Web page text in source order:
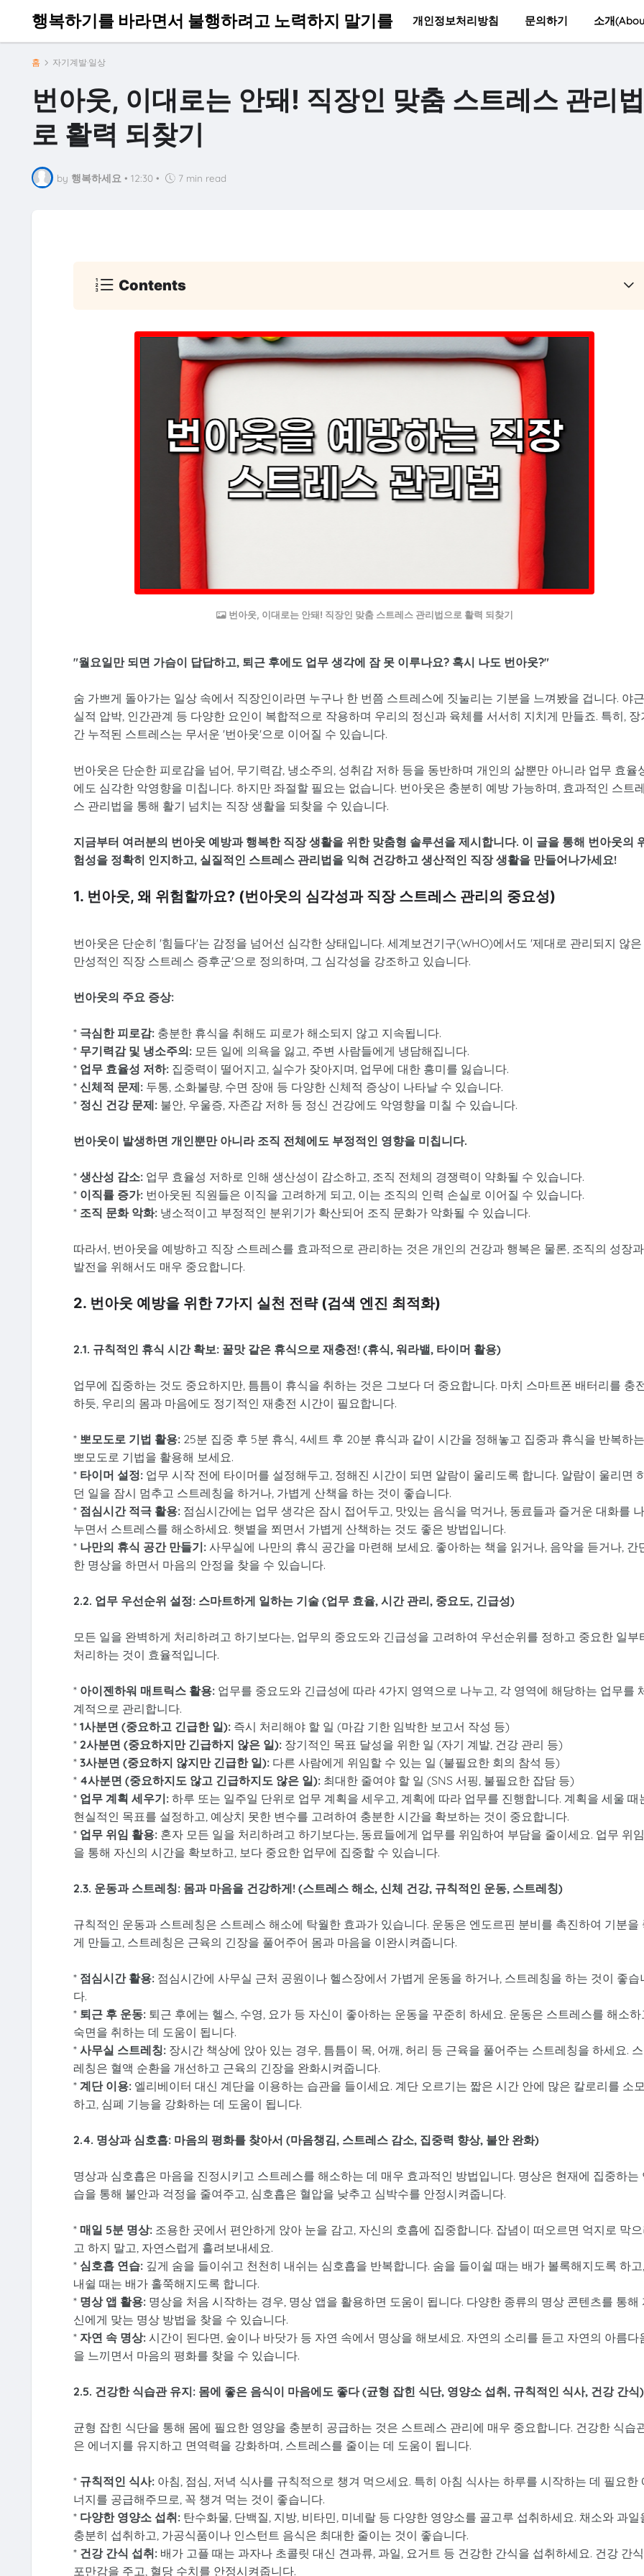
행복하기를 바라면서 불행하려고 노력하지 말기를 개인정보처리방침 문의하기 소개
홈 자기계발·일상
번아웃, 이대로는 안돼! 직장인 맞춤 스트레스 관리
로 활력 되찾기
by 행복하세요 • 12:30 • 7 min read
Contents
번아웃, 이대로는 안돼! 직장인 맞춤 스트레스 관리법으로 활력 되찾기
"월요일만 되면 가슴이 답답하고, 퇴근 후에도 업무 생각에 잠 못 이루나요? 혹시 나도 번아웃?"
숨 가쁘게 돌아가는 일상 속에서 직장인이라면 누구나 한 번쯤 스트레스에 짓눌리는 기분을 느껴봤을 겁니다. 야
실적 압박, 인간관계 등 다양한 요인이 복합적으로 작용하며 우리의 정신과 육체를 서서히 지치게 만들죠. 특히, 장
간 누적된 스트레스는 무서운 '번아웃'으로 이어질 수 있습니다.
번아웃은 단순한 피로감을 넘어, 무기력감, 냉소주의, 성취감 저하 등을 동반하며 개인의 삶뿐만 아니라 업무 효율
에도 심각한 악영향을 미칩니다. 하지만 좌절할 필요는 없습니다. 번아웃은 충분히 예방 가능하며, 효과적인 스트레
스 관리법을 통해 활기 넘치는 직장 생활을 되찾을 수 있습니다.
지금부터 여러분의 번아웃 예방과 행복한 직장 생활을 위한 맞춤형 솔루션을 제시합니다. 이 글을 통해 번아웃의
험성을 정확히 인지하고, 실질적인 스트레스 관리법을 익혀 건강하고 생산적인 직장 생활을 만들어나가세요!
1. 번아웃, 왜 위험할까요? (번아웃의 심각성과 직장 스트레스 관리의 중요성)
번아웃은 단순히 '힘들다'는 감정을 넘어선 심각한 상태입니다. 세계보건기구(WHO)에서도 '제대로 관리되지 않은
만성적인 직장 스트레스 증후군'으로 정의하며, 그 심각성을 강조하고 있습니다.
번아웃의 주요 증상:
* 극심한 피로감:충분한 휴식을 취해도 피로가 해소되지 않고 지속됩니다.
* 무기력감 및 냉소주의:모든 일에 의욕을 잃고, 주변 사람들에게 냉담해집니다.
* 업무 효율성 저하:집중력이 떨어지고, 실수가 잦아지며, 업무에 대한 흥미를 잃습니다.
* 신체적 문제:두통, 소화불량, 수면 장애 등 다양한 신체적 증상이 나타날 수 있습니다.
* 정신 건강 문제:불안, 우울증, 자존감 저하 등 정신 건강에도 악영향을 미칠 수 있습니다.
번아웃이 발생하면 개인뿐만 아니라 조직 전체에도 부정적인 영향을 미칩니다.
* 생산성 감소:업무 효율성 저하로 인해 생산성이 감소하고, 조직 전체의 경쟁력이 약화될 수 있습니다.
* 이직률 증가:번아웃된 직원들은 이직을 고려하게 되고, 이는 조직의 인력 손실로 이어질 수 있습니다.
* 조직 문화 악화:냉소적이고 부정적인 분위기가 확산되어 조직 문화가 악화될 수 있습니다.
따라서, 번아웃을 예방하고 직장 스트레스를 효과적으로 관리하는 것은 개인의 건강과 행복은 물론, 조직의 성장과
발전을 위해서도 매우 중요합니다.
2. 번아웃 예방을 위한 7가지 실천 전략 (검색 엔진 최적화)
2.1. 규칙적인 휴식 시간 확보: 꿀맛 같은 휴식으로 재충전! (휴식, 워라밸, 타이머 활용)
업무에 집중하는 것도 중요하지만, 틈틈이 휴식을 취하는 것은 그보다 더 중요합니다. 마치 스마트폰 배터리를 충
하듯, 우리의 몸과 마음에도 정기적인 재충전 시간이 필요합니다.
* 뽀모도로 기법 활용:25분 집중 후 5분 휴식, 4세트 후 20분 휴식과 같이 시간을 정해놓고 집중과 휴식을 반복하는
뽀모도로 기법을 활용해 보세요.
* 타이머 설정:업무 시작 전에 타이머를 설정해두고, 정해진 시간이 되면 알람이 울리도록 합니다. 알람이 울리면
던 일을 잠시 멈추고 스트레칭을 하거나, 가볍게 산책을 하는 것이 좋습니다.
* 점심시간 적극 활용:점심시간에는 업무 생각은 잠시 접어두고, 맛있는 음식을 먹거나, 동료들과 즐거운 대화를 나
누면서 스트레스를 해소하세요. 햇볕을 쬐면서 가볍게 산책하는 것도 좋은 방법입니다.
* 나만의 휴식 공간 만들기:사무실에 나만의 휴식 공간을 마련해 보세요. 좋아하는 책을 읽거나, 음악을 듣거나, 간
한 명상을 하면서 마음의 안정을 찾을 수 있습니다.
2.2. 업무 우선순위 설정: 스마트하게 일하는 기술 (업무 효율, 시간 관리, 중요도, 긴급성)
모든 일을 완벽하게 처리하려고 하기보다는, 업무의 중요도와 긴급성을 고려하여 우선순위를 정하고 중요한 일부
처리하는 것이 효율적입니다.
* 아이젠하워 매트릭스 활용:업무를 중요도와 긴급성에 따라 4가지 영역으로 나누고, 각 영역에 해당하는 업무를
계적으로 관리합니다.
* 1사분면 (중요하고 긴급한 일):즉시 처리해야 할 일 (마감 기한 임박한 보고서 작성 등)
* 2사분면 (중요하지만 긴급하지 않은 일):장기적인 목표 달성을 위한 일 (자기 계발, 건강 관리 등)
* 3사분면 (중요하지 않지만 긴급한 일):다른 사람에게 위임할 수 있는 일 (불필요한 회의 참석 등)
* 4사분면 (중요하지도 않고 긴급하지도 않은 일):최대한 줄여야 할 일 (SNS 서핑, 불필요한 잡담 등)
* 업무 계획 세우기:하루 또는 일주일 단위로 업무 계획을 세우고, 계획에 따라 업무를 진행합니다. 계획을 세울 때
현실적인 목표를 설정하고, 예상치 못한 변수를 고려하여 충분한 시간을 확보하는 것이 중요합니다.
* 업무 위임 활용:혼자 모든 일을 처리하려고 하기보다는, 동료들에게 업무를 위임하여 부담을 줄이세요. 업무 위임
을 통해 자신의 시간을 확보하고, 보다 중요한 업무에 집중할 수 있습니다.
2.3. 운동과 스트레칭: 몸과 마음을 건강하게! (스트레스 해소, 신체 건강, 규칙적인 운동, 스트레칭)
규칙적인 운동과 스트레칭은 스트레스 해소에 탁월한 효과가 있습니다. 운동은 엔도르핀 분비를 촉진하여 기분을
게 만들고, 스트레칭은 근육의 긴장을 풀어주어 몸과 마음을 이완시켜줍니다.
* 점심시간 활용:점심시간에 사무실 근처 공원이나 헬스장에서 가볍게 운동을 하거나, 스트레칭을 하는 것이 좋습
다.
* 퇴근 후 운동:퇴근 후에는 헬스, 수영, 요가 등 자신이 좋아하는 운동을 꾸준히 하세요. 운동은 스트레스를 해소하
숙면을 취하는 데 도움이 됩니다.
* 사무실 스트레칭:장시간 책상에 앉아 있는 경우, 틈틈이 목, 어깨, 허리 등 근육을 풀어주는 스트레칭을 하세요.
레칭은 혈액 순환을 개선하고 근육의 긴장을 완화시켜줍니다.
* 계단 이용:엘리베이터 대신 계단을 이용하는 습관을 들이세요. 계단 오르기는 짧은 시간 안에 많은 칼로리를 소모
하고, 심폐 기능을 강화하는 데 도움이 됩니다.
2.4. 명상과 심호흡: 마음의 평화를 찾아서 (마음챙김, 스트레스 감소, 집중력 향상, 불안 완화)
명상과 심호흡은 마음을 진정시키고 스트레스를 해소하는 데 매우 효과적인 방법입니다. 명상은 현재에 집중하는
습을 통해 불안과 걱정을 줄여주고, 심호흡은 혈압을 낮추고 심박수를 안정시켜줍니다.
* 매일 5분 명상:조용한 곳에서 편안하게 앉아 눈을 감고, 자신의 호흡에 집중합니다. 잡념이 떠오르면 억지로 막으
고 하지 말고, 자연스럽게 흘려보내세요.
* 심호흡 연습:깊게 숨을 들이쉬고 천천히 내쉬는 심호흡을 반복합니다. 숨을 들이쉴 때는 배가 볼록해지도록 하고,
내쉴 때는 배가 홀쭉해지도록 합니다.
* 명상 앱 활용:명상을 처음 시작하는 경우, 명상 앱을 활용하면 도움이 됩니다. 다양한 종류의 명상 콘텐츠를 통해
신에게 맞는 명상 방법을 찾을 수 있습니다.
* 자연 속 명상:시간이 된다면, 숲이나 바닷가 등 자연 속에서 명상을 해보세요. 자연의 소리를 듣고 자연의 아름다
을 느끼면서 마음의 평화를 찾을 수 있습니다.
2.5. 건강한 식습관 유지: 몸에 좋은 음식이 마음에도 좋다 (균형 잡힌 식단, 영양소 섭취, 규칙적인 식사, 건강 간식)
균형 잡힌 식단을 통해 몸에 필요한 영양을 충분히 공급하는 것은 스트레스 관리에 매우 중요합니다. 건강한 식습
은 에너지를 유지하고 면역력을 강화하며, 스트레스를 줄이는 데 도움이 됩니다.
* 규칙적인 식사:아침, 점심, 저녁 식사를 규칙적으로 챙겨 먹으세요. 특히 아침 식사는 하루를 시작하는 데 필요한
너지를 공급해주므로, 꼭 챙겨 먹는 것이 좋습니다.
* 다양한 영양소 섭취:탄수화물, 단백질, 지방, 비타민, 미네랄 등 다양한 영양소를 골고루 섭취하세요. 채소와 과일
충분히 섭취하고, 가공식품이나 인스턴트 음식은 최대한 줄이는 것이 좋습니다.
* 건강 간식 섭취:배가 고플 때는 과자나 초콜릿 대신 견과류, 과일, 요거트 등 건강한 간식을 섭취하세요. 건강 간
포만감을 주고, 혈당 수치를 안정시켜줍니다.